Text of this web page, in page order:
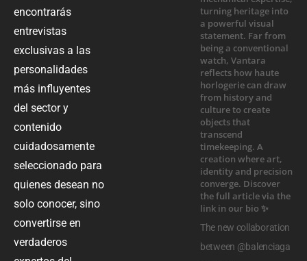
encontrarás
entrevistas
exclusivas a las
personalidades
más influyentes
del sector y
contenido
cuidadosamente
seleccionado para
quienes desean no
solo conocer, sino
convertirse en
verdaderos
The new collaboration
between @balenciaga